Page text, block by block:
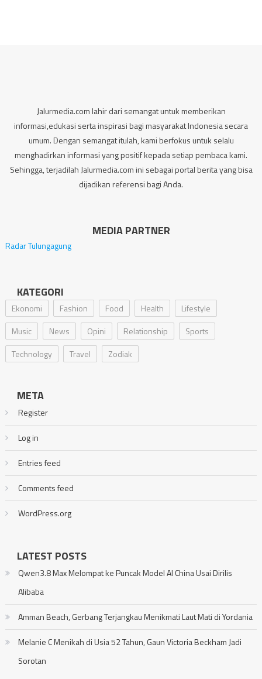
Jalurmedia.com lahir dari semangat untuk memberikan
informasi,edukasi serta inspirasi bagi masyarakat Indonesia secara
umum. Dengan semangat itulah, kami berfokus untuk selalu
menghadirkan informasi yang positif kepada setiap pembaca kami.
Sehingga, terjadilah Jalurmedia.com ini sebagai portal berita yang bisa
dijadikan referensi bagi Anda.
MEDIA PARTNER
Radar Tulungagung
KATEGORI
Ekonomi Fashion Food Health
Lifestyle
Music
News Opini Relationship
Sports
Technology
Travel Zodiak
META
Register
Log in
Entries feed
Comments feed
WordPress.org
LATEST POSTS
Qwen3.8 Max Melompat ke Puncak Model AI China Usai Dirilis
Alibaba
Amman Beach, Gerbang Terjangkau Menikmati Laut Mati di Yordania
Melanie C Menikah di Usia 52 Tahun, Gaun Victoria Beckham Jadi
Sorotan